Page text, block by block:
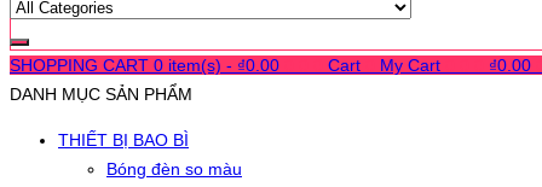
SHOPPING CART 0 item(s) - ₫0.00 Cart My Cart ₫0.00
DANH MỤC SẢN PHẨM
THIẾT BỊ BAO BÌ
Bóng đèn so màu